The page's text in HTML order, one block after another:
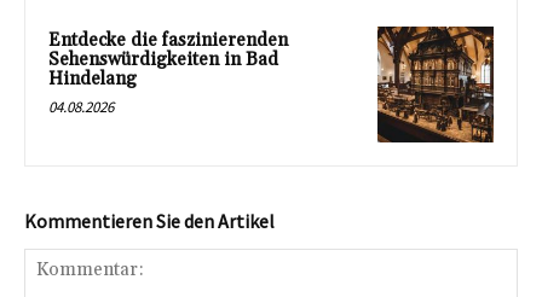
Entdecke die faszinierenden
Sehenswürdigkeiten in Bad
Hindelang
04.08.2026
Kommentieren Sie den Artikel